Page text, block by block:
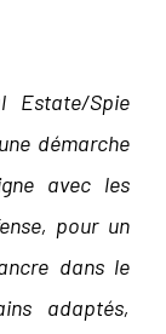
Estate/Spie
démarche
avec les
pour un
dans le
adaptés,